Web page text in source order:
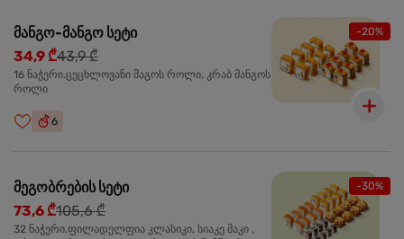
-20%
მანგო-მანგო სეტი
34,9 ₾43,9 ₾
16 ნაჭერი.ცეცხლოვანი მაგოს როლი, კრაბ მანგოს
როლი
6
-30%
მეგობრების სეტი
73,6 ₾105,6 ₾
32 ნაჭერი.ფილადელფია კლასიკი, სიაკე მაკი ,